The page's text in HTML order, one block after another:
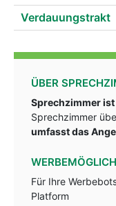
Verdauungstrakt
ÜBER
Sprechzimmer
Sprechzimmer
umfasst das
Für Ihre
Platform